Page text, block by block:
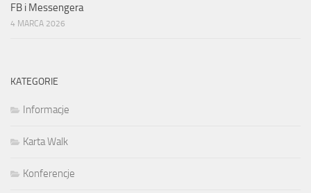
FB i Messengera
4 MARCA 2026
KATEGORIE
Informacje
Karta Walk
Konferencje